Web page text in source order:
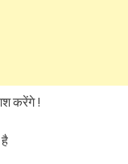
करेंगे !